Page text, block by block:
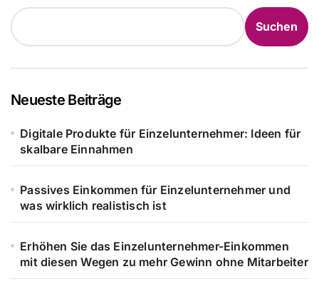
Suchen
Neueste Beiträge
Digitale Produkte für Einzelunternehmer: Ideen für
skalbare Einnahmen
Passives Einkommen für Einzelunternehmer und
was wirklich realistisch ist
Erhöhen Sie das Einzelunternehmer-Einkommen
mit diesen Wegen zu mehr Gewinn ohne Mitarbeiter